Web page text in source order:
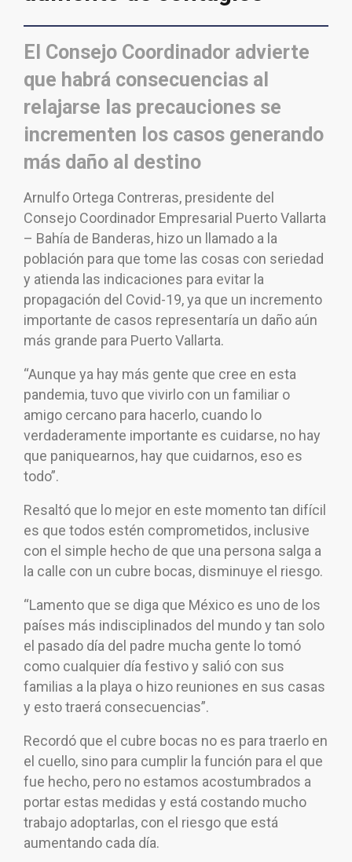
El Consejo Coordinador advierte
que habrá consecuencias al
relajarse las precauciones se
incrementen los casos generando
más daño al destino
Arnulfo Ortega Contreras, presidente del
Consejo Coordinador Empresarial Puerto Vallarta
– Bahía de Banderas, hizo un llamado a la
población para que tome las cosas con seriedad
y atienda las indicaciones para evitar la
propagación del Covid-19, ya que un incremento
importante de casos representaría un daño aún
más grande para Puerto Vallarta.
“Aunque ya hay más gente que cree en esta
pandemia, tuvo que vivirlo con un familiar o
amigo cercano para hacerlo, cuando lo
verdaderamente importante es cuidarse, no hay
que paniquearnos, hay que cuidarnos, eso es
todo”.
Resaltó que lo mejor en este momento tan difícil
es que todos estén comprometidos, inclusive
con el simple hecho de que una persona salga a
la calle con un cubre bocas, disminuye el riesgo.
“Lamento que se diga que México es uno de los
países más indisciplinados del mundo y tan solo
el pasado día del padre mucha gente lo tomó
como cualquier día festivo y salió con sus
familias a la playa o hizo reuniones en sus casas
y esto traerá consecuencias”.
Recordó que el cubre bocas no es para traerlo en
el cuello, sino para cumplir la función para el que
fue hecho, pero no estamos acostumbrados a
portar estas medidas y está costando mucho
trabajo adoptarlas, con el riesgo que está
aumentando cada día.